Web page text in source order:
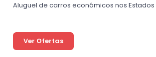
Aluguel de carros econômicos nos Estados
Ver Ofertas